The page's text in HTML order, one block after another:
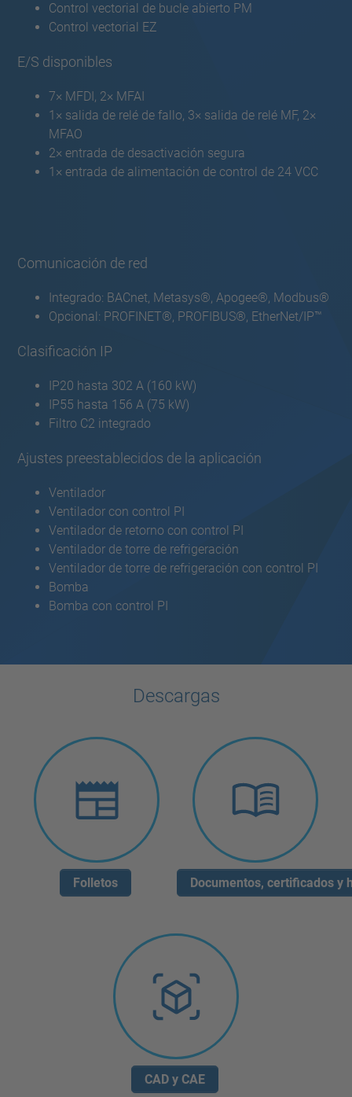
Control vectorial de bucle abierto PM
Control vectorial EZ
E/S disponibles
7× MFDI, 2× MFAI
1× salida de relé de fallo, 3× salida de relé MF, 2×
MFAO
2× entrada de desactivación segura
1× entrada de alimentación de control de 24 VCC
Comunicación de red
Integrado: BACnet, Metasys®, Apogee®, Modbus®
Opcional: PROFINET®, PROFIBUS®, EtherNet/IP™
Clasificación IP
IP20 hasta 302 A (160 kW)
IP55 hasta 156 A (75 kW)
Filtro C2 integrado
Ajustes preestablecidos de la aplicación
Ventilador
Ventilador con control PI
Ventilador de retorno con control PI
Ventilador de torre de refrigeración
Ventilador de torre de refrigeración con control PI
Bomba
Bomba con control PI
Descargas